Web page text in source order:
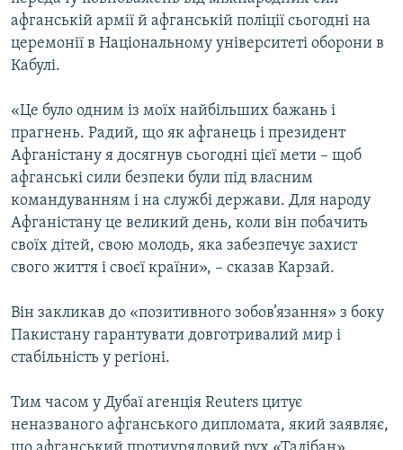
афганській армії й афганській поліції сьогодні на
церемонії в Національному університеті оборони в
Кабулі.
«Це було одним із моїх найбільших бажань і
прагнень. Радий, що як афганець і президент
Афганістану я досягнув сьогодні цієї мети – щоб
афганські сили безпеки були під власним
командуванням і на службі держави. Для народу
Афганістану це великий день, коли він побачить
своїх дітей, свою молодь, яка забезпечує захист
свого життя і своєї країни», – сказав Карзай.
Він закликав до «позитивного зобов’язання» з боку
Пакистану гарантувати довготривалий мир і
стабільність у регіоні.
Тим часом у Дубаї агенція Reuters цитує
неназваного афганського дипломата, який заявляє,